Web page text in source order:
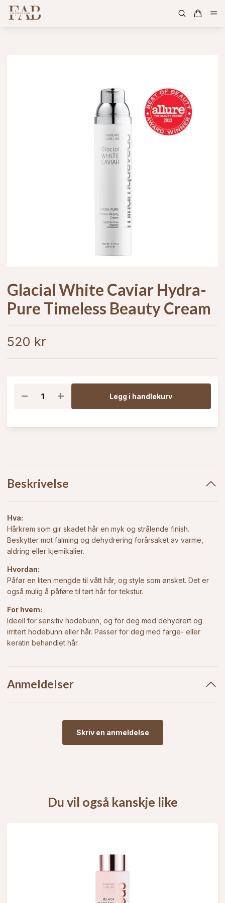
Glacial White Caviar Hydra-
Pure Timeless Beauty Cream
520 kr
Legg i handlekurv
Beskrivelse
Hva:
Hårkrem som gir skadet hår en myk og strålende finish.
Beskytter mot falming og dehydrering forårsaket av varme,
aldring eller kjemikalier.
Hvordan:
Påfør en liten mengde til vått hår, og style som ønsket. Det er
også mulig å påføre til tørt hår for tekstur.
For hvem:
Ideell for sensitiv hodebunn, og for deg med dehydrert og
irritert hodebunn eller hår. Passer for deg med farge- eller
keratin behandlet hår.
Anmeldelser
Skriv en anmeldelse
Du vil også kanskje like